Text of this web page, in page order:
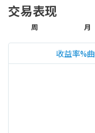
交易表现
周 月
收益率%